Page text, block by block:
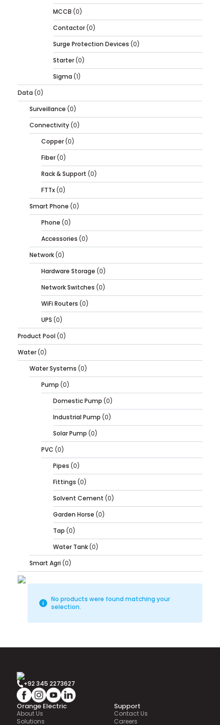
MCCB (0)
Contactor(0)
Surge Protection Devices (0)
Starter(0)
Sigma (1)
Data (0)
Surveillance (0)
Connectivity(0)
Copper(0)
Fiber(0)
Rack & Support (0)
FTTx(0)
Smart Phone (0)
Phone (0)
Accessories (0)
Network(0)
Hardware Storage (0)
Network Switches (0)
WiFi Routers (0)
UPS (0)
Product Pool(0)
Water(0)
Water Systems (0)
Pump (0)
Domestic Pump (0)
Industrial Pump (0)
Solar Pump (0)
PVC (0)
Pipes (0)
Fittings (0)
Solvent Cement (0)
Garden Horse (0)
Tap (0)
Water Tank(0)
Smart Agri(0)
No products were found matching your
selection.
+92 345 2273627
Orange Electric
About Us
Solutions
Support
Contact Us
Careers